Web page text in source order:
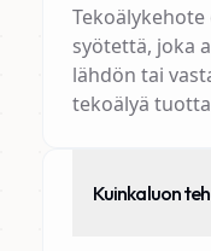
syötettä, joka
lähdön tai
tekoälyä
Kuinka luon